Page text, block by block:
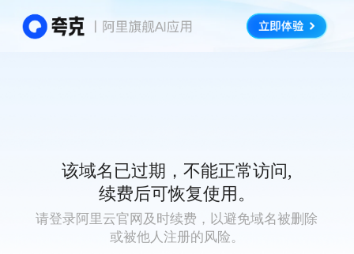
该域名已过期，不能正常访问,
续费后可恢复使用。
请登录阿里云官网及时续费，以避免域名被删除
或被他人注册的风险。